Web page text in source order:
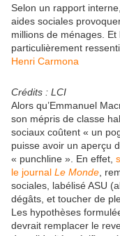
Selon un rapport
aides sociales
millions de ménages.
particulièrement
Henri Carmona
Crédits : LCI
Alors qu’Emmanuel
son mépris de classe
sociaux coûtent « un
puisse avoir un aperçu
« punchline ». En effet,
le journal Le Monde ,
sociales, labélisé ASU
dégâts, et toucher de
Les hypothèses
devrait remplacer le